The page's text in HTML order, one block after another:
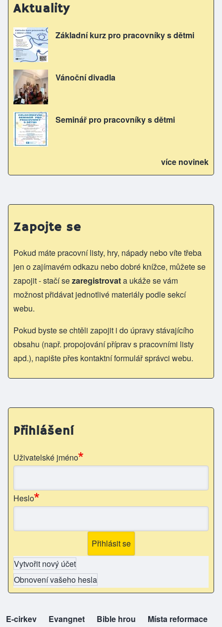
Aktuality
Základní kurz pro pracovníky s dětmi
Vánoční divadla
Seminář pro pracovníky s dětmi
více novinek
Zapojte se
Pokud máte pracovní listy, hry, nápady nebo víte třeba
jen o zajímavém odkazu nebo dobré knížce, můžete se
zapojit - stačí sezaregistrovata ukáže se vám
možnost přidávat jednotlivé materiály podle sekcí
webu.
Pokud byste se chtěli zapojit i do úpravy stávajícího
obsahu (např. propojování příprav s pracovními listy
apd.), napište přes kontaktní formulář správci webu.
Přihlášení
Uživatelské jméno
Heslo
Vytvořit nový účet
Obnovení vašeho hesla
top-odkazy
E-cirkev
(opens in new tab)
Evangnet
(opens in new tab)Bible hrou
(opens in new tab)Místa reformace
(opens in new tab)